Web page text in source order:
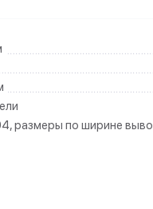
размеры по ширине